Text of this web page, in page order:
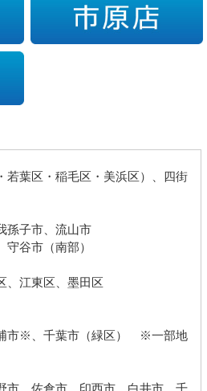
葉区・稲毛区・美浜区）、四街
孫子市、流山市
谷市（南部）
、江東区、墨田区
市※、千葉市（緑区） ※一部地